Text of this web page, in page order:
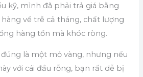
kỹ, mình đã phải trả giá bằng
về trễ cả tháng, chất lượng
hàng tồn mà khóc ròng.
là một mỏ vàng, nhưng nếu
với cái đầu rỗng, bạn rất dễ bị